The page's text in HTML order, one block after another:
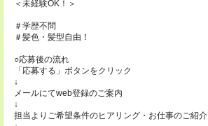
＜未経験OK！＞
＃学歴不問
＃髪色・髪型自由！
○応募後の流れ
「応募する」ボタンをクリック
↓
メールにてweb登録のご案内
↓
担当よりご希望条件のヒアリング・お仕事のご紹介